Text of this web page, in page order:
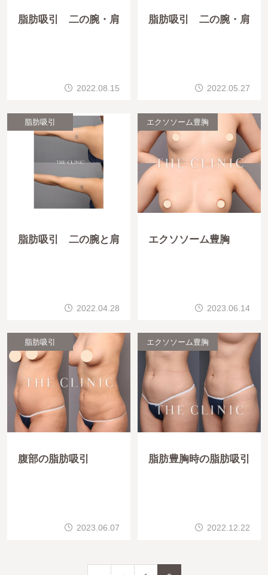
脂肪吸引 二の腕・肩
2022.08.15
脂肪吸引 二の腕・肩
2022.05.27
脂肪吸引
脂肪吸引 二の腕と肩
2022.04.28
エクソソーム豊胸
エクソソーム豊胸
2023.06.14
脂肪吸引
腹部の脂肪吸引
2023.06.07
エクソソーム豊胸
脂肪豊胸時の脂肪吸引
2022.12.22